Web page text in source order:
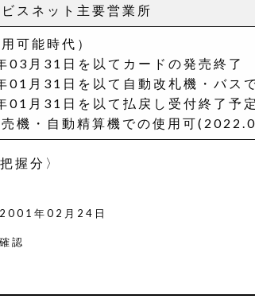
スネット主要営業所
可能時代）
月31日を以てカードの発売終了
月31日を以て自動改札機・バス
月31日を以て払戻し受付終了予
機・自動精算機での使用可
握分〉
2001年02月24日
認